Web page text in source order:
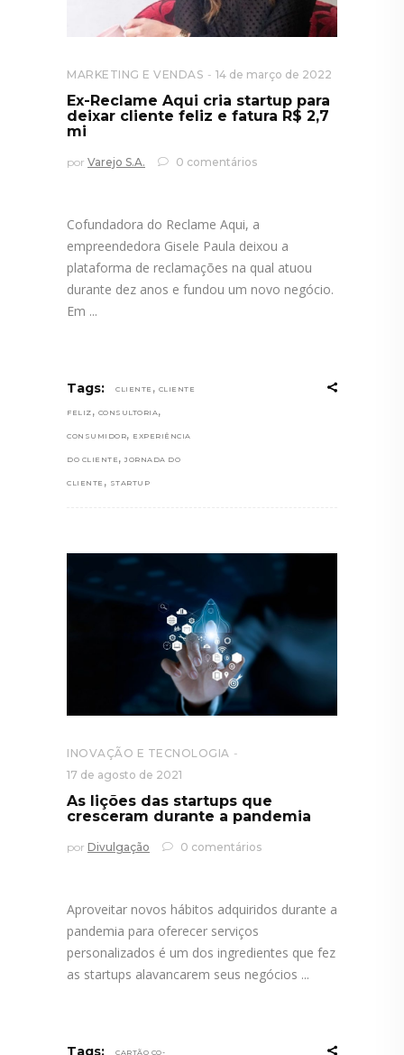
MARKETING E VENDAS 14 de março de 2022
Ex-Reclame Aqui cria startup para
deixar cliente feliz e fatura R$ 2,7
mi
por Varejo S.A. 0 comentários
Cofundadora do Reclame Aqui, a
empreendedora Gisele Paula deixou a
plataforma de reclamações na qual atuou
durante dez anos e fundou um novo negócio.
Em
Tags: CLIENTE , CLIENTE
FELIZ , CONSULTORIA ,
CONSUMIDOR, EXPERIÊNCIA
DO CLIENTE , JORNADA DO
CLIENTE , STARTUP
INOVAÇÃO E TECNOLOGIA
17 de agosto de 2021
As lições das startups que
cresceram durante a pandemia
por Divulgação 0 comentários
Aproveitar novos hábitos adquiridos durante a
pandemia para oferecer serviços
personalizados é um dos ingredientes que fez
as startups alavancarem seus negócios
Tags: CARTÃO CO-